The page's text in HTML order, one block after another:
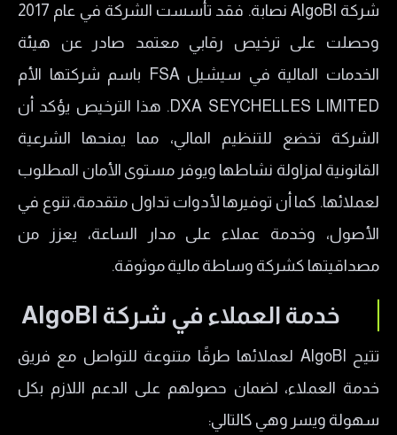
شركة AlgoBI نصابة. فقد تأسست الشركة في عام 2017
وحصلت على ترخيص رقابي معتمد صادر عن هيئة
الخدمات المالية في سيشيل FSA باسم شركتها الأم
DXA SEYCHELLES LIMITED. هذا الترخيص يؤكد أن
الشركة تخضع للتنظيم المالي، مما يمنحها الشرعية
القانونية لمزاولة نشاطها ويوفر مستوى الأمان المطلوب
لعملائها. كما أن توفيرها لأدوات تداول متقدمة، تنوع في
الأصول، وخدمة عملاء على مدار الساعة، يعزز من
مصداقيتها كشركة وساطة مالية موثوقة.
خدمة العملاء في شركة AlgoBI
تتيح AlgoBI لعملائها طرقًا متنوعة للتواصل مع فريق
خدمة العملاء، لضمان حصولهم على الدعم اللازم بكل
سهولة ويسر وهي كالتالي: